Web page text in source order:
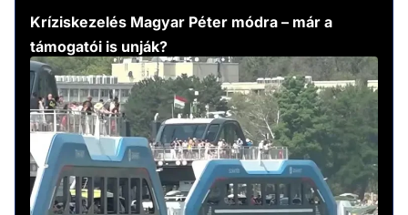
Kríziskezelés Magyar Péter módra – már a
támogatói is unják?